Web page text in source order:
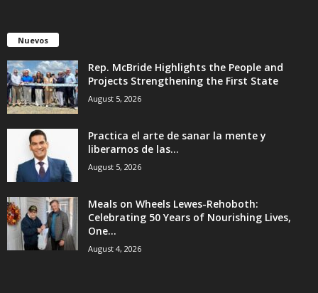
Nuevos
Rep. McBride Highlights the People and
Projects Strengthening the First State
August 5, 2026
Practica el arte de sanar la mente y
liberarnos de las...
August 5, 2026
Meals on Wheels Lewes-Rehoboth:
Celebrating 50 Years of Nourishing Lives,
One...
August 4, 2026